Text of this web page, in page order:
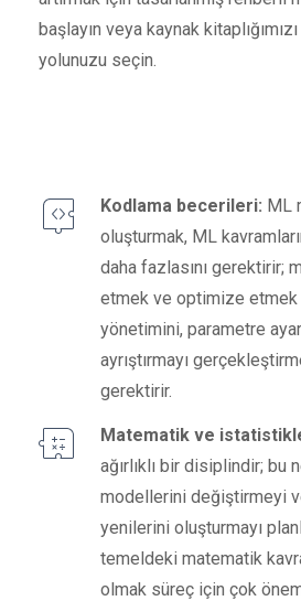
başlayın veya kaynak
yolunuzu seçin.
Kodlama becerileri: ML
oluşturmak, ML
daha fazlasını gerektirir;
etmek ve optimize
yönetimini, parametre
ayrıştırmayı
gerektirir.
Matematik ve
ağırlıklı bir disiplindir; bu
modellerini değiştirmeyi
yenilerini oluşturmayı
temeldeki matematik
olmak süreç için çok